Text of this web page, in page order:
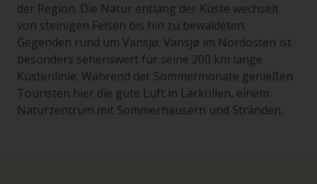
der Region. Die Natur entlang der Küste wechselt
von steinigen Felsen bis hin zu bewaldeten
Gegenden rund um Vansjø. Vansjø im Nordosten ist
besonders sehenswert für seine 200 km lange
Küstenlinie. Während der Sommermonate genießen
Touristen hier die gute Luft in Larkollen, einem
Naturzentrum mit Sommerhäusern und Stränden.